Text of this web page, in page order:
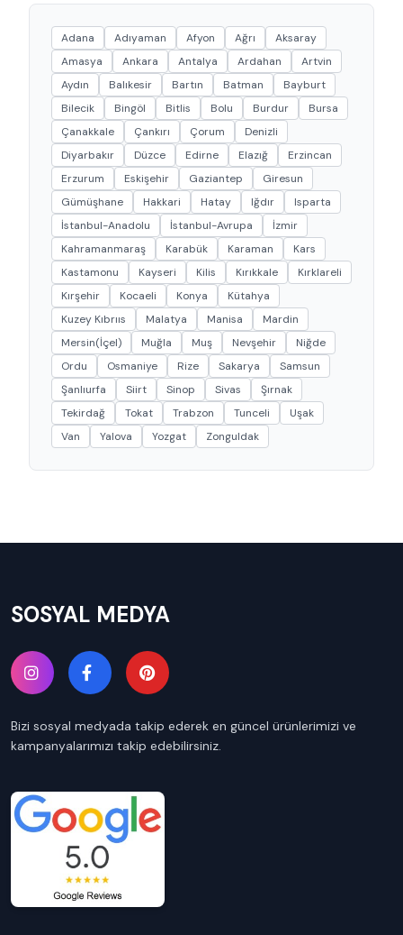
Adana Adıyaman Afyon Ağrı
Aksaray
Amasya
Ankara Antalya Ardahan
Artvin
Aydın
Balıkesir Bartın Batman
Bayburt
Bilecik
Bingöl Bitlis Bolu Burdur
Bursa
Çanakkale
Çankırı Çorum
Denizli
Diyarbakır
Düzce Edirne Elazığ
Erzincan
Erzurum
Eskişehir Gaziantep
Giresun
Gümüşhane
Hakkari Hatay Iğdır
Isparta
İstanbul-Anadolu
İstanbul-Avrupa
İzmir
Kahramanmaraş
Karabük Karaman
Kars
Kastamonu
Kayseri Kilis Kırıkkale
Kırklareli
Kırşehir
Kocaeli Konya
Kütahya
Kuzey Kıbrııs
Malatya Manisa
Mardin
Mersin(İçel)
Muğla Muş Nevşehir
Niğde
Ordu
Osmaniye Rize Sakarya
Samsun
Şanlıurfa
Siirt Sinop Sivas
Şırnak
Tekirdağ
Tokat Trabzon Tunceli
Uşak
Van
Yalova Yozgat Zonguldak
SOSYAL MEDYA
Bizi sosyal medyada takip ederek en güncel ürünlerimizi ve
kampanyalarımızı takip edebilirsiniz.